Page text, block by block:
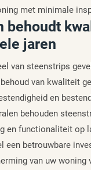
met minimale
behoudt
jaren
van steenstrips
van kwaliteit
en
behouden
en functionaliteit op
een betrouwbare
van uw woning